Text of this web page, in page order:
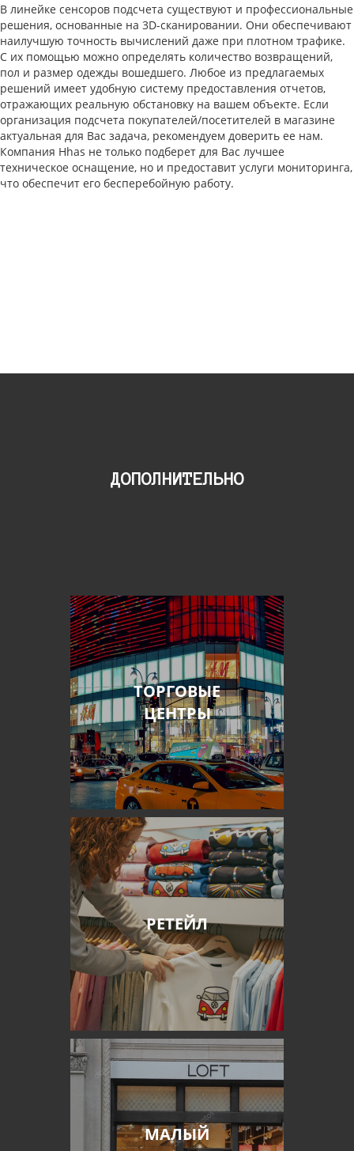
В линейке сенсоров подсчета существуют и профессиональные
решения, основанные на 3D-сканировании. Они обеспечивают
наилучшую точность вычислений даже при плотном трафике.
С их помощью можно определять количество возвращений,
пол и размер одежды вошедшего. Любое из предлагаемых
решений имеет удобную систему предоставления отчетов,
отражающих реальную обстановку на вашем объекте. Если
организация подсчета покупателей/посетителей в магазине
актуальная для Вас задача, рекомендуем доверить ее нам.
Компания Hhas не только подберет для Вас лучшее
техническое оснащение, но и предоставит услуги мониторинга,
что обеспечит его бесперебойную работу.
ДОПОЛНИТЕЛЬНО
ТОРГОВЫЕ
ЦЕНТРЫ
РЕТЕЙЛ
МАЛЫЙ